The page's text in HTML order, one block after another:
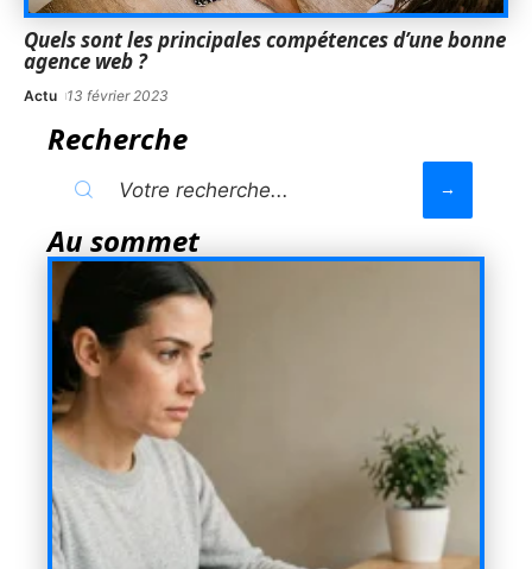
Quels sont les principales compétences d’une bonne
agence web ?
Actu 13 février 2023
Recherche
Au sommet